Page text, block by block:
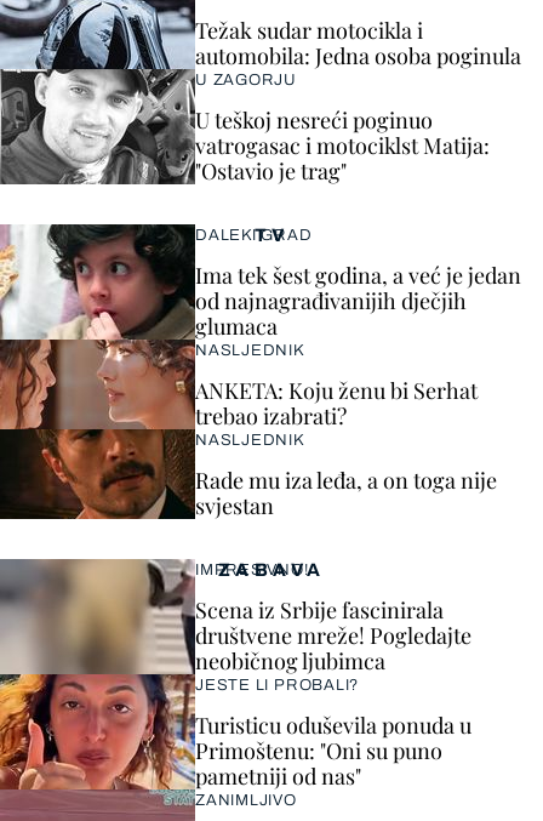
Težak sudar motocikla i
automobila: Jedna osoba poginula
U ZAGORJU
U teškoj nesreći poginuo
vatrogasac i motociklst Matija:
"Ostavio je trag"
ZABAVA
IMPRESIVNO!
Scena iz Srbije fascinirala
društvene mreže! Pogledajte
neobičnog ljubimca
JESTE LI PROBALI?
Turisticu oduševila ponuda u
Primoštenu: "Oni su puno
pametniji od nas"
ZANIMLJIVO
TV
DALEKI GRAD
Ima tek šest godina, a već je jedan
od najnagrađivanijih dječjih
glumaca
NASLJEDNIK
ANKETA: Koju ženu bi Serhat
trebao izabrati?
NASLJEDNIK
Rade mu iza leđa, a on toga nije
svjestan